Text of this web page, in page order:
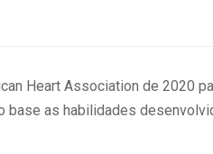
Heart Association de 2020
base as habilidades